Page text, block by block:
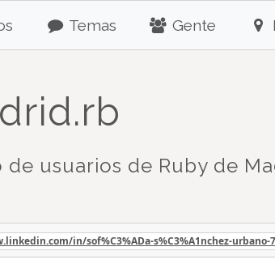
Temas Gente
de usuarios de Ruby de
in/sof%C3%ADa-s%C3%A1nchez-urbano-